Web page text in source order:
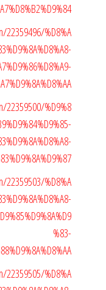
%D8%A
22359500/%D9%8
%D8%A
%83-
%D8%A